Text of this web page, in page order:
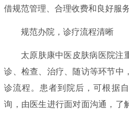
借规范管理、合理收费和良好服
规范办院，诊疗流程清晰
太原肤康中医皮肤病医院注
诊、检查、治疗、随访等环节中
诊流程。患者到院后，可根据
询，由医生进行面对面沟通，了